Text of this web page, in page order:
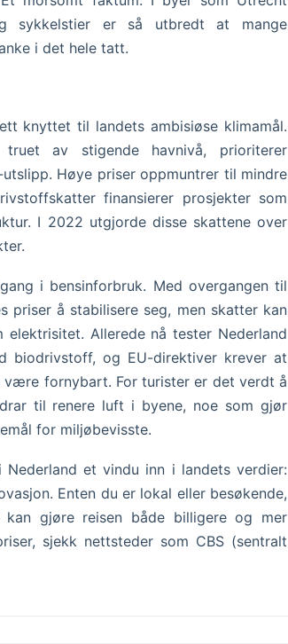
sykkelstier er så utbredt at mange
i det hele tatt.
knyttet til landets ambisiøse klimamål.
av stigende havnivå, prioriterer
Høye priser oppmuntrer til mindre
finansierer prosjekter som
I 2022 utgjorde disse skattene over
i bensinforbruk. Med overgangen til
priser å stabilisere seg, men skatter kan
Allerede nå tester Nederland
biodrivstoff, og EU-direktiver krever at
fornybart. For turister er det verdt å
til renere luft i byene, noe som gjør
for miljøbevisste.
et vindu inn i landets verdier:
Enten du er lokal eller besøkende,
kan gjøre reisen både billigere og mer
sjekk nettsteder som CBS (sentralt